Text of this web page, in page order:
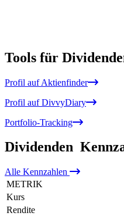
Tools für
Profil auf Aktienfinder
Profil auf DivvyDiary
Portfolio-Tracking
Dividenden
Alle Kennzahlen
METRIK
Kurs
Rendite